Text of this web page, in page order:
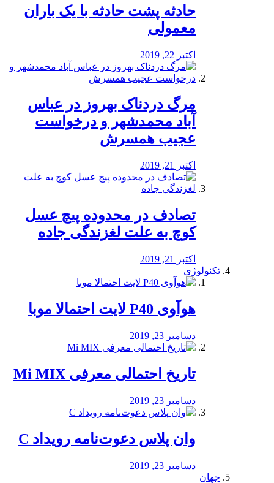
️حادثه پشت حادثه با یک باران
معمولی
اکتبر 22, 2019
مرگ دردناک بهروز در عباس
آباد محمدشهر و درخواست
عجیب همسرش
اکتبر 21, 2019
تصادف در محدوده پیچ عسل
کوچ به علت لغزندگی جاده
اکتبر 21, 2019
تکنولوژی
هوآوی P40 لایت احتمالا موبا
دسامبر 23, 2019
تاریخ احتمالی معرفی Mi MIX
دسامبر 23, 2019
وان پلاس دعوت‌نامه رویداد C
دسامبر 23, 2019
جهان